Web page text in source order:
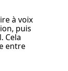
à voix
puis
Cela
entre